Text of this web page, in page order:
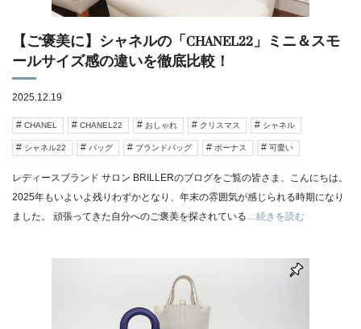
【ご褒美に】シャネルの「CHANEL22」ミニ＆スモ
ールサイズ感の違いを徹底比較！
2025.12.19
CHANEL CHANEL22 おしゃれ クリスマス シャネル
シャネル22 バッグ ブランドバッグ ボーナス 可愛い
レディースブランド サロン BRILLERのブログをご覧の皆さま、こんにちは。
2025年もいよいよ残りわずかとなり、年末の雰囲気が感じられる時期になり
ました。 頑張ってきた自分へのご褒美を探されている…続きを読む